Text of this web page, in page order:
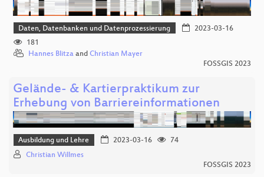
Daten, Datenbanken und Datenprozessierung
2023-03-16
181
Hannes Blitza and Christian Mayer
FOSSGIS 2023
Gelände- & Kartierpraktikum zur
Erhebung von Barriereinformationen
Ausbildung und Lehre 2023-03-16
74
Christian Willmes
FOSSGIS 2023